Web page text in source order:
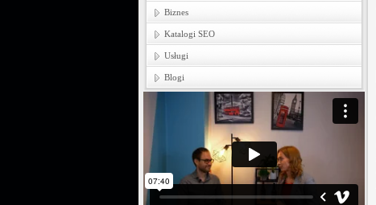
Biznes
Katalogi SEO
Usługi
Blogi